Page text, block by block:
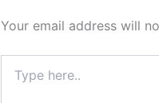
Your email address will
here..